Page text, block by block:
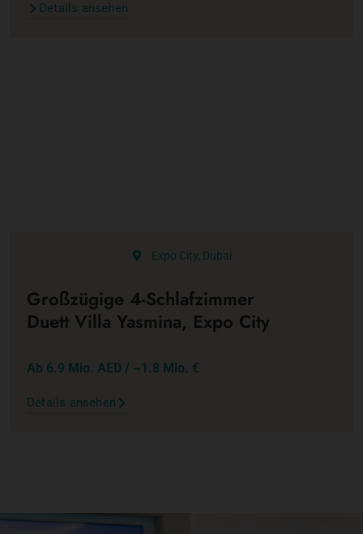
Details ansehen
Expo City, Dubai
Großzügige 4-Schlafzimmer
Duett Villa Yasmina, Expo City
Ab 6.9 Mio. AED / ~1.8 Mio. €
Details ansehen